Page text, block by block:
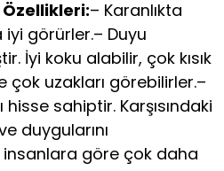
– Karanlıkta
görürler.– Duyu
İyi koku alabilir, çok kısık
çok uzakları görebilirler.–
hisse sahiptir. Karşısındaki
duygularını
göre çok daha